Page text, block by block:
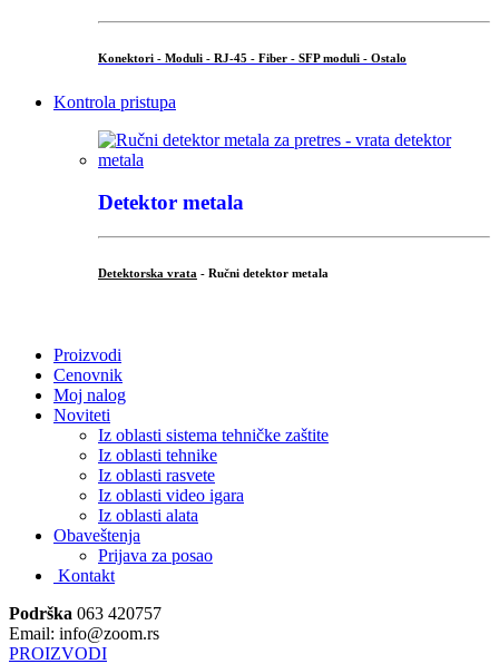
Konektori - Moduli - RJ-45 - Fiber - SFP moduli - Ostalo
Kontrola pristupa
Detektor metala
Detektorska vrata - Ručni detektor metala
Proizvodi
Cenovnik
Moj nalog
Noviteti
Iz oblasti sistema tehničke zaštite
Iz oblasti tehnike
Iz oblasti rasvete
Iz oblasti video igara
Iz oblasti alata
Obaveštenja
Prijava za posao
Kontakt
Podrška 063 420757
Email: info@zoom.rs
PROIZVODI